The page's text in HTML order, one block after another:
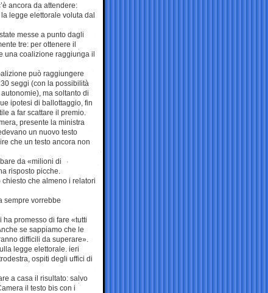
ancora da attendere:
legge elettorale voluta dal
messe a punto dagli
tre: per ottenere il
una coalizione raggiunga il
può raggiungere
seggi (con la possibilità
ma soltanto di
ipotesi di ballottaggio, fin
a far scattare il premio.
presente la ministra
un nuovo testo
che un testo ancora non
da «milioni di
risposto picche.
che almeno i relatori
sempre vorrebbe
promesso di fare «tutti
se sappiamo che le
difficili da superare».
legge elettorale. ieri
ospiti degli uffici di
a casa il risultato: salvo
il testo bis con i